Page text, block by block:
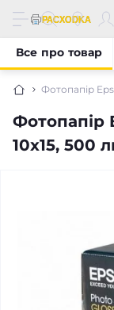
Фотопапір
Фотопапір
10x15, 500
Все про товар